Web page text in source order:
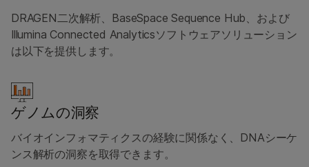
DRAGEN二次解析、BaseSpace Sequence Hub、および
Illumina Connected Analyticsソフトウェアソリューション
は以下を提供します。
ゲノムの洞察
バイオインフォマティクスの経験に関係なく、DNAシーケ
ンス解析の洞察を取得できます。